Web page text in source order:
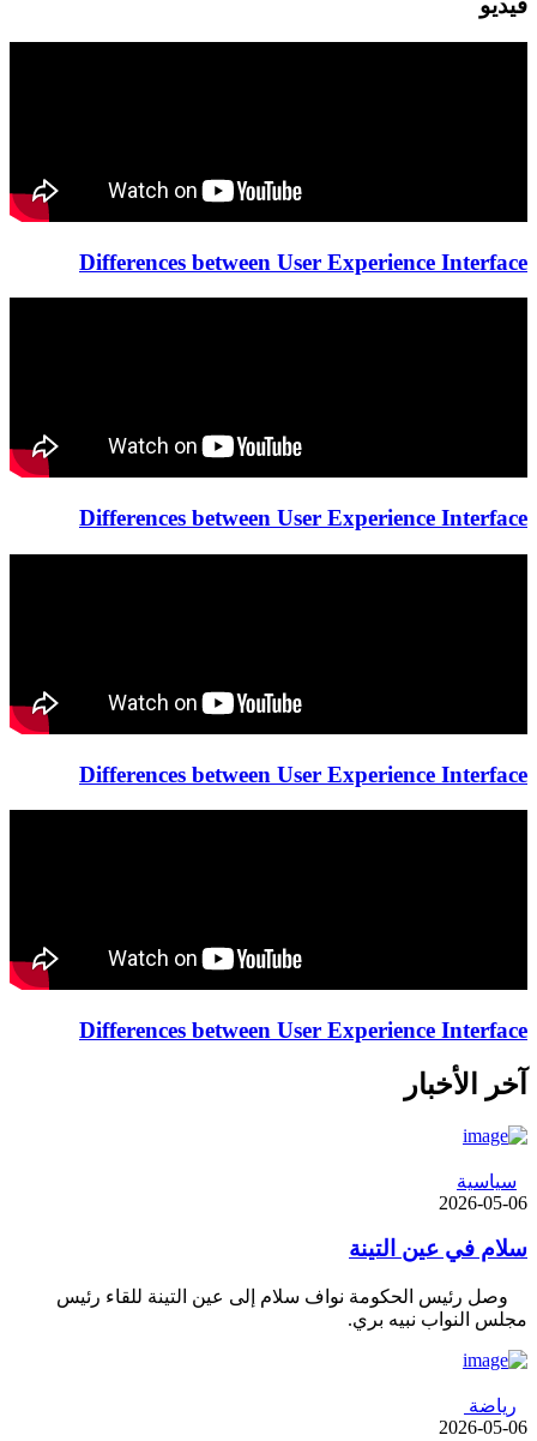
فيديو
Differences between User Experience Interface
Differences between User Experience Interface
Differences between User Experience Interface
Differences between User Experience Interface
آخر الأخبار
سياسية
2026-05-06
سلام في عين التينة
وصل رئيس الحكومة نواف سلام إلى عين التينة للقاء رئيس
مجلس النواب نبيه بري.
رياضة
2026-05-06